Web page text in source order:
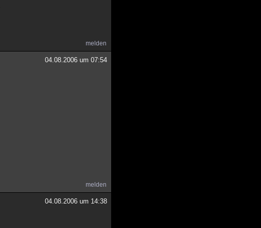
melden
04.08.2006 um 07:54
melden
04.08.2006 um 14:38